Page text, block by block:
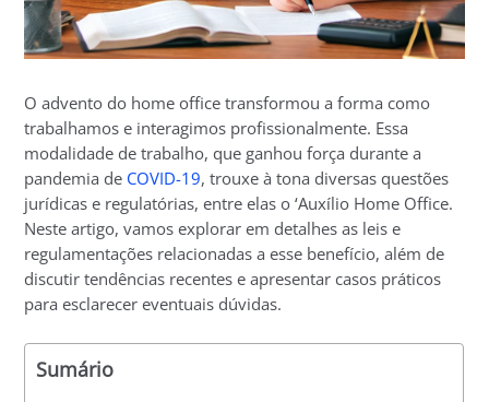
O advento do home office transformou a forma como
trabalhamos e interagimos profissionalmente. Essa
modalidade de trabalho, que ganhou força durante a
pandemia de COVID-19, trouxe à tona diversas questões
jurídicas e regulatórias, entre elas o ‘Auxílio Home Office.
Neste artigo, vamos explorar em detalhes as leis e
regulamentações relacionadas a esse benefício, além de
discutir tendências recentes e apresentar casos práticos
para esclarecer eventuais dúvidas.
Sumário